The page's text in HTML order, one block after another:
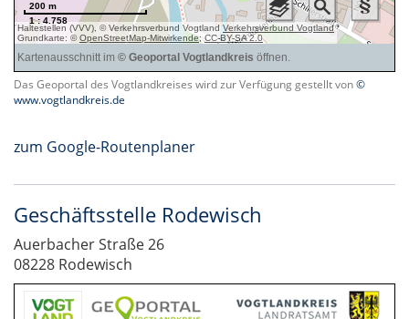
Das Geoportal des Vogtlandkreises wird zur Verfügung gestellt von©
www.vogtlandkreis.de
zum Google-Routenplaner
Geschäftsstelle Rodewisch
Auerbacher Straße 26
08228 Rodewisch